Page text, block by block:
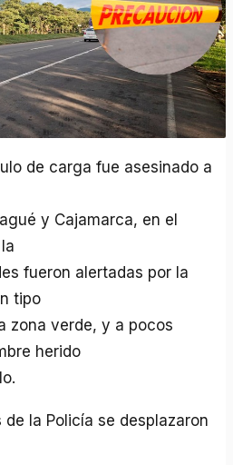
de carga fue asesinado a
y Cajamarca, en el
fueron alertadas por la
tipo
zona verde, y a pocos
herido
la Policía se desplazaron